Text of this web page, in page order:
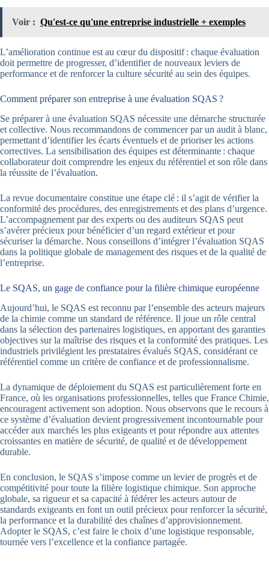
Voir : Qu'est-ce qu'une entreprise industrielle + exemples
L’amélioration continue est au cœur du dispositif : chaque évaluation
doit permettre de progresser, d’identifier de nouveaux leviers de
performance et de renforcer la culture sécurité au sein des équipes.
Comment préparer son entreprise à une évaluation SQAS ?
Se préparer à une évaluation SQAS nécessite une démarche structurée
et collective. Nous recommandons de commencer par un audit à blanc,
permettant d’identifier les écarts éventuels et de prioriser les actions
correctives. La sensibilisation des équipes est déterminante : chaque
collaborateur doit comprendre les enjeux du référentiel et son rôle dans
la réussite de l’évaluation.
La revue documentaire constitue une étape clé : il s’agit de vérifier la
conformité des procédures, des enregistrements et des plans d’urgence.
L’accompagnement par des experts ou des auditeurs SQAS peut
s’avérer précieux pour bénéficier d’un regard extérieur et pour
sécuriser la démarche. Nous conseillons d’intégrer l’évaluation SQAS
dans la politique globale de management des risques et de la qualité de
l’entreprise.
Le SQAS, un gage de confiance pour la filière chimique européenne
Aujourd’hui, le SQAS est reconnu par l’ensemble des acteurs majeurs
de la chimie comme un standard de référence. Il joue un rôle central
dans la sélection des partenaires logistiques, en apportant des garanties
objectives sur la maîtrise des risques et la conformité des pratiques. Les
industriels privilégient les prestataires évalués SQAS, considérant ce
référentiel comme un critère de confiance et de professionnalisme.
La dynamique de déploiement du SQAS est particulièrement forte en
France, où les organisations professionnelles, telles que France Chimie,
encouragent activement son adoption. Nous observons que le recours à
ce système d’évaluation devient progressivement incontournable pour
accéder aux marchés les plus exigeants et pour répondre aux attentes
croissantes en matière de sécurité, de qualité et de développement
durable.
En conclusion, le SQAS s’impose comme un levier de progrès et de
compétitivité pour toute la filière logistique chimique. Son approche
globale, sa rigueur et sa capacité à fédérer les acteurs autour de
standards exigeants en font un outil précieux pour renforcer la sécurité,
la performance et la durabilité des chaînes d’approvisionnement.
Adopter le SQAS, c’est faire le choix d’une logistique responsable,
tournée vers l’excellence et la confiance partagée.